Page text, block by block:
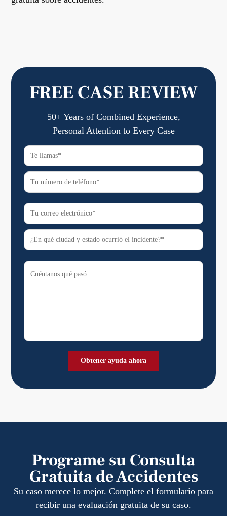
FREE CASE REVIEW
50+ Years of Combined Experience,
Personal Attention to Every Case
Programe su Consulta
Gratuita de Accidentes
Su caso merece lo mejor. Complete el formulario para
recibir una evaluación gratuita de su caso.